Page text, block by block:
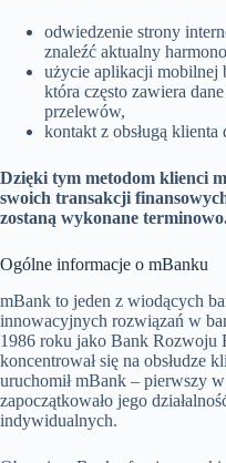
odwiedzenie strony
znaleźć aktualny
użycie aplikacji mobilnej
która często zawiera
przelewów,
kontakt z obsługą
Dzięki tym metodom klienci
swoich transakcji
zostaną wykonane
Ogólne informacje o mBanku
mBank to jeden z wiodących
innowacyjnych rozwiązań w
1986 roku jako Bank Rozwoju
koncentrował się na obsłudze
uruchomił mBank – pierwszy
zapoczątkowało jego
indywidualnych.